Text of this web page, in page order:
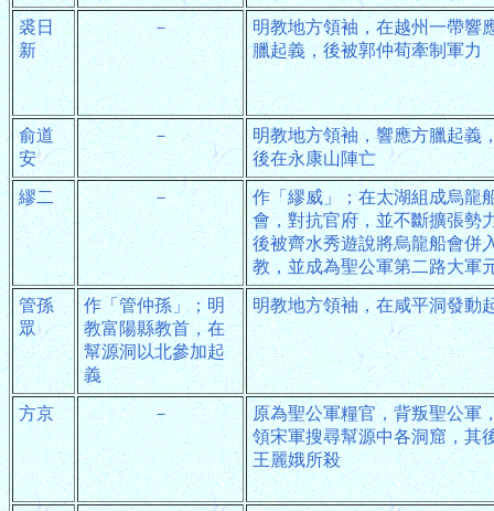
裘日
新
－
明教地方領袖，在越州一帶響
臘起義，後被郭仲荀牽制軍力
俞道
安
－
明教地方領袖，響應方臘起義
後在永康山陣亡
繆二 －
作「繆威」；在太湖組成烏龍
會，對抗官府，並不斷擴張勢
後被齊水秀遊說將烏龍船會併
教，並成為聖公軍第二路大軍
管孫
眾
作「管仲孫」；明
教富陽縣教首，在
幫源洞以北參加起
義
明教地方領袖，在咸平洞發動
方京 －
原為聖公軍糧官，背叛聖公軍
領宋軍搜尋幫源中各洞窟，其
王麗娥所殺